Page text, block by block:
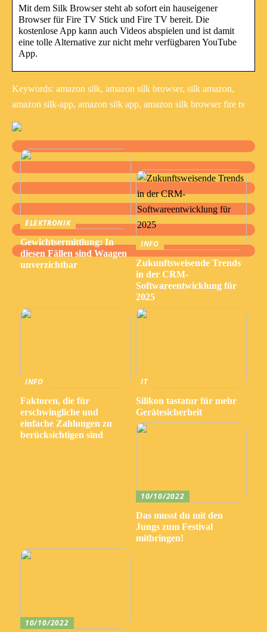
Mit dem Silk Browser steht ab sofort ein hauseigener
Browser für Fire TV Stick und Fire TV bereit. Die
kostenlose App kann auch Videos abspielen und ist damit
eine tolle Alternative zur nicht mehr verfügbaren YouTube
App.
Keywords: amazon silk, amazon silk browser, silk amazon,
amazon silk-app, amazon silk app, amazon silk browser fire tv
ELEKTRONIK
Gewichtsermittlung: In
diesen Fällen sind Waagen
unverzichtbar
INFO
Zukunftsweisende Trends
in der CRM-
Softwareentwicklung für
2025
INFO
Faktoren, die für
erschwingliche und
einfache Zahlungen zu
berücksichtigen sind
IT
Silikon tastatur für mehr
Gerätesicherheit
10/10/2022
Das musst du mit den
Jungs zum Festival
mitbringen!
10/10/2022